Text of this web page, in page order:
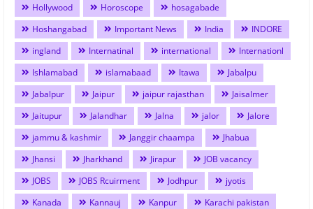
Hollywood
Horoscope
hosagabade
Hoshangabad
Important News India
INDORE
ingland
Internatinal international
Internationl
Ishlamabad
islamabaad Itawa
Jabalpu
Jabalpur
Jaipur jaipur rajasthan
Jaisalmer
Jaitupur
Jalandhar Jalna jalor
Jalore
jammu & kashmir
Janggir chaampa
Jhabua
Jhansi
Jharkhand Jirapur
JOB vacancy
JOBS
JOBS Rcuirment Jodhpur
jyotis
Kanada
Kannauj Kanpur
Karachi pakistan